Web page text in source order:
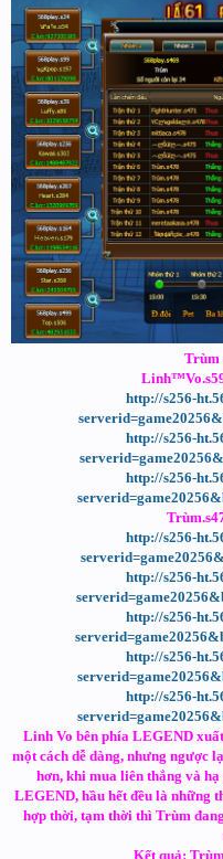
Trùm
http://s256-
http://s256-
http://s256-
http://s256-
http://s256-
http://s256-
http://s256-
http://s256-
Linh Vo bên phía LEGEND
một cách dễ dàng, nhưng ngược
hơn, khi mua liên thắng và
LEGEND, hầu hết đều là những
hợp thời, tạm thời thì Trùm
Kết quả: